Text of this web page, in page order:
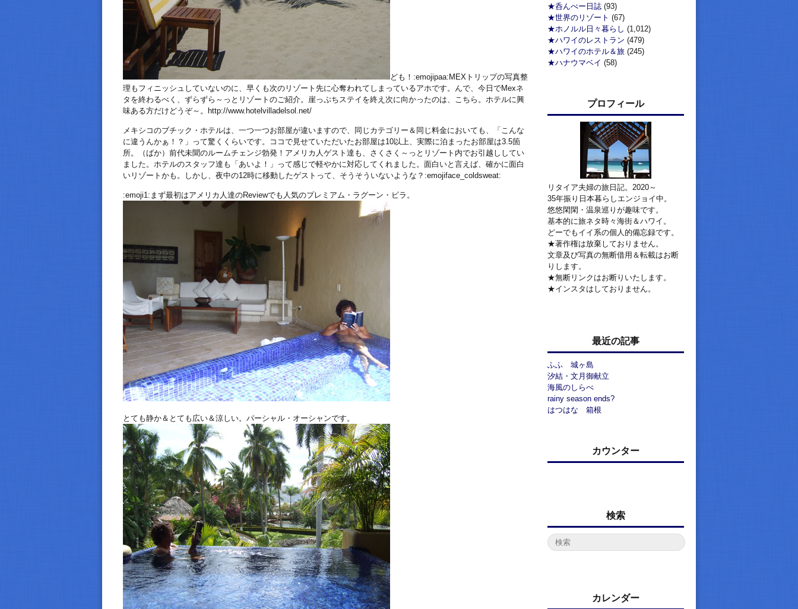
ども！:emojipaa:MEXトリップの写真整
理もフィニッシュしていないのに、早くも次のリゾート先に心奪われてしまっているアホです。んで、今日でMexネ
タを終わるべく、ずらずら～っとリゾートのご紹介。崖っぷちステイを終え次に向かったのは、こちら。ホテルに興
味ある方だけどうぞ～。http://www.hotelvilladelsol.net/
メキシコのブチック・ホテルは、一つ一つお部屋が違いますので、同じカテゴリー＆同じ料金においても、「こんな
に違うんかぁ！？」って驚くくらいです。ココで見せていただいたお部屋は10以上、実際に泊まったお部屋は3.5箇
所。（ばか）前代未聞のルームチェンジ勃発！アメリカ人ゲスト達も、さくさく～っとリゾート内でお引越ししてい
ました。ホテルのスタッフ達も「あいよ！」って感じで軽やかに対応してくれました。面白いと言えば、確かに面白
いリゾートかも。しかし、夜中の12時に移動したゲストって、そうそういないような？:emojiface_coldsweat:
:emoji1:まず最初はアメリカ人達のReviewでも人気のプレミアム・ラグーン・ビラ。
とても静か＆とても広い＆涼しい。パーシャル・オーシャンです。
★呑んべー日誌 (93)
★世界のリゾート (67)
★ホノルル日々暮らし (1,012)
★ハワイのレストラン (479)
★ハワイのホテル＆旅 (245)
★ハナウマベイ (58)
プロフィール
リタイア夫婦の旅日記。2020～
35年振り日本暮らしエンジョイ中。
悠悠閑閑・温泉巡りが趣味です。
基本的に旅ネタ時々海街＆ハワイ。
どーでもイイ系の個人的備忘録です。
★著作権は放棄しておりません。
文章及び写真の無断借用＆転載はお断
りします。
★無断リンクはお断りいたします。
★インスタはしておりません。
最近の記事
ふふ 城ヶ島
汐結・文月御献立
海風のしらべ
rainy season ends?
はつはな 箱根
カウンター
検索
カレンダー